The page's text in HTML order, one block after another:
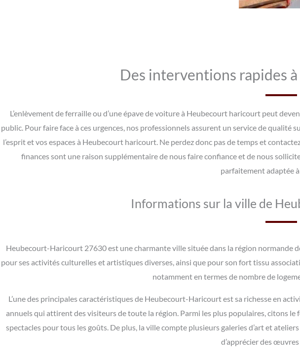
Des interventions rapides
L’enlèvement de ferraille ou d’une épave de voiture à Heubecourt haricourt peut
public. Pour faire face à ces urgences, nos professionnels assurent un service de
l’esprit et vos espaces à Heubecourt haricourt. Ne perdez donc pas de temps et
finances sont une raison supplémentaire de nous faire confiance et de nous
parfaitement adaptée
Informations sur la ville de
Heubecourt-Haricourt 27630 est une charmante ville située dans la région normande
pour ses activités culturelles et artistiques diverses, ainsi que pour son fort tissu
notamment en termes de nombre de
L’une des principales caractéristiques de Heubecourt-Haricourt est sa richesse en
annuels qui attirent des visiteurs de toute la région. Parmi les plus populaires, citons
spectacles pour tous les goûts. De plus, la ville compte plusieurs galeries d’art et
d’apprécier des œuvres